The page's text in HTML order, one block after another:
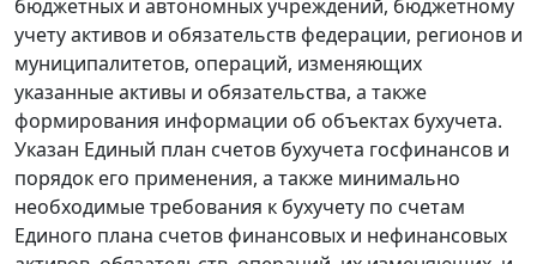
бюджетных и автономных учреждений, бюджетному
учету активов и обязательств федерации, регионов и
муниципалитетов, операций, изменяющих
указанные активы и обязательства, а также
формирования информации об объектах бухучета.
Указан Единый план счетов бухучета госфинансов и
порядок его применения, а также минимально
необходимые требования к бухучету по счетам
Единого плана счетов финансовых и нефинансовых